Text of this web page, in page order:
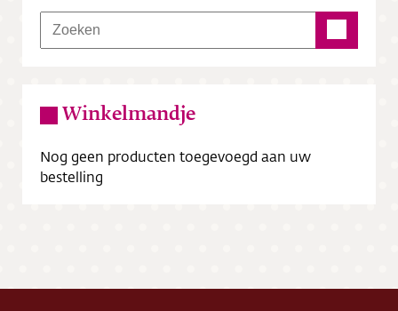
Winkelmandje
Nog geen producten toegevoegd aan uw
bestelling